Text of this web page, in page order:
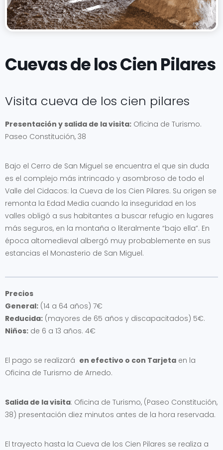
Cuevas de los Cien Pilares
Visita cueva de los cien pilares
Presentación y salida de la visita: Oficina de Turismo.
Paseo Constitución, 38
Bajo el Cerro de San Miguel se encuentra el que sin duda
es el complejo más intrincado y asombroso de todo el
Valle del Cidacos: la Cueva de los Cien Pilares. Su origen se
remonta la Edad Media cuando la inseguridad en los
valles obligó a sus habitantes a buscar refugio en lugares
más seguros, en la montaña o literalmente “bajo ella”. En
época altomedieval albergó muy probablemente en sus
estancias el Monasterio de San Miguel.
Precios
General: (14 a 64 años) 7€
Reducida: (mayores de 65 años y discapacitados) 5€.
Niños: de 6 a 13 años. 4€
El pago se realizará en efectivo o con Tarjeta en la
Oficina de Turismo de Arnedo.
Salida de la visita: Oficina de Turismo, (Paseo Constitución,
38) presentación diez minutos antes de la hora reservada.
El trayecto hasta la Cueva de los Cien Pilares se realiza a